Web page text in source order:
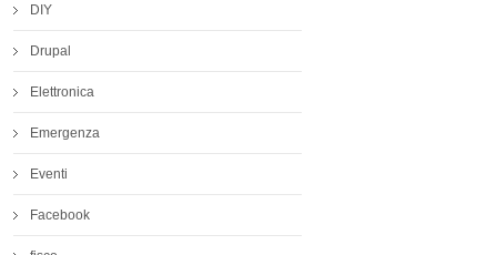
DIY
Drupal
Elettronica
Emergenza
Eventi
Facebook